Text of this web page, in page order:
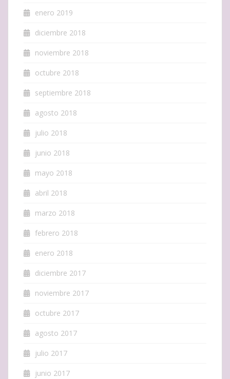
enero 2019
diciembre 2018
noviembre 2018
octubre 2018
septiembre 2018
agosto 2018
julio 2018
junio 2018
mayo 2018
abril 2018
marzo 2018
febrero 2018
enero 2018
diciembre 2017
noviembre 2017
octubre 2017
agosto 2017
julio 2017
junio 2017